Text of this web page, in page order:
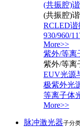
(共振腔)
(共振腔)
RCLED谐
930/960/
More>>
紫外/等离
紫外/等离
EUV光源
极紫外光
等离子体
More>>
脉冲激光器子分